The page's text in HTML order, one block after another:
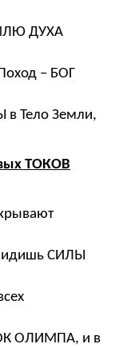
ДУХА
– БОГ
в Тело Земли,
ТОКОВ
СИЛЫ
ОЛИМПА, и в